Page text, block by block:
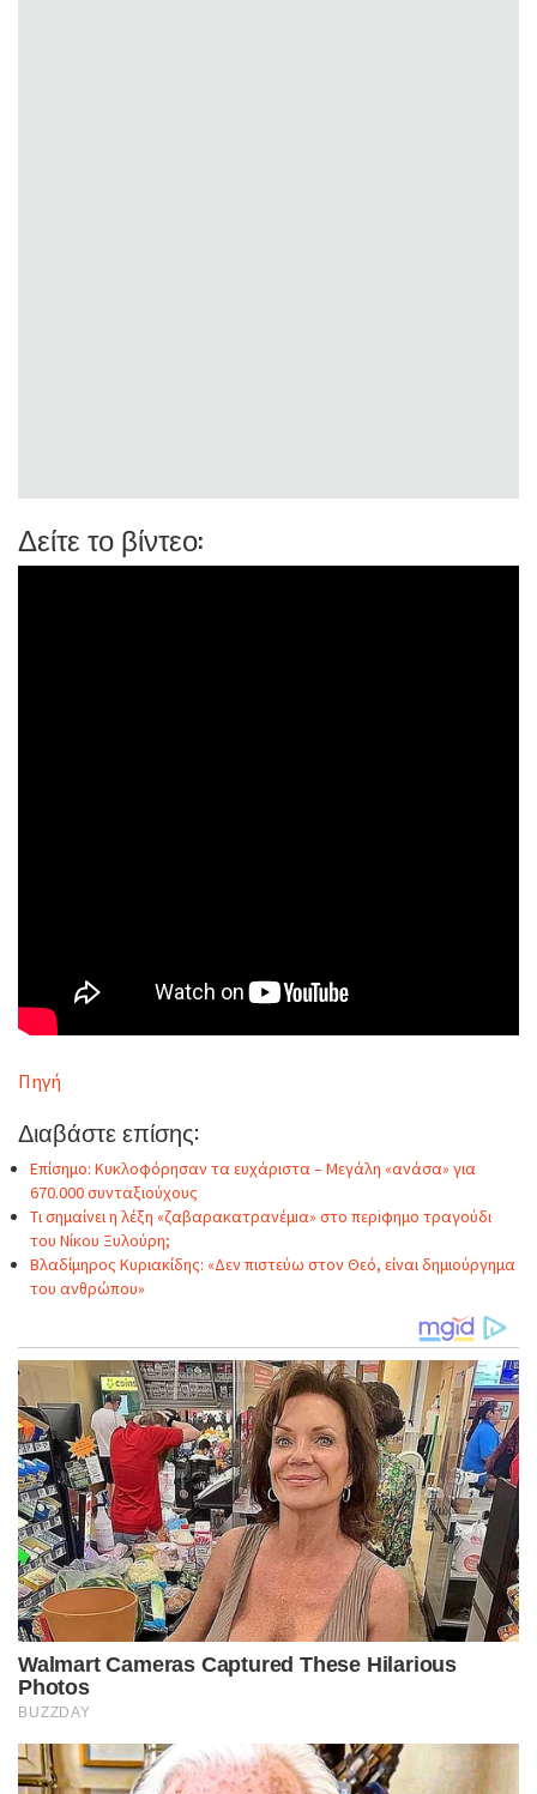
Δείτε το βίντεο:
Πηγή
Διαβάστε επίσης:
Επίσημο: Κυκλοφόρησαν τα ευχάριστα – Μεγάλη «ανάσα» για
670.000 συνταξιούχους
Τι σημαίνει η λέξη «ζαβαρακατρανέμıα» στο περiφημο τραγούδι
του Νίκου Ξυλούρη;
Βλαδίμηρος Κυριακίδης: «Δεν πιστεύω στον Θεό, είναι δημιούργημα
του ανθρώπου»